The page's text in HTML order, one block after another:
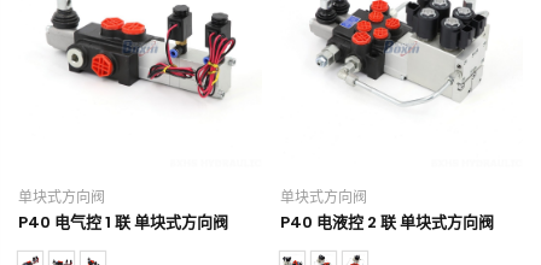
单块式方向阀
P40 电气控 1 联 单块式方向阀
单块式方向阀
P40 电液控 2 联 单块式方向阀